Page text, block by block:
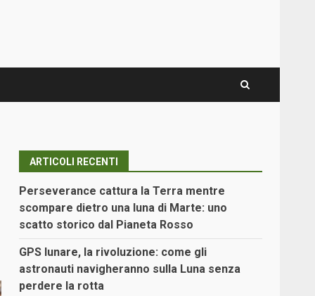
ARTICOLI RECENTI
Perseverance cattura la Terra mentre
scompare dietro una luna di Marte: uno
scatto storico dal Pianeta Rosso
GPS lunare, la rivoluzione: come gli
astronauti navigheranno sulla Luna senza
perdere la rotta